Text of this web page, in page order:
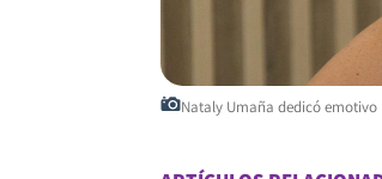
Nataly Umaña dedicó emotivo